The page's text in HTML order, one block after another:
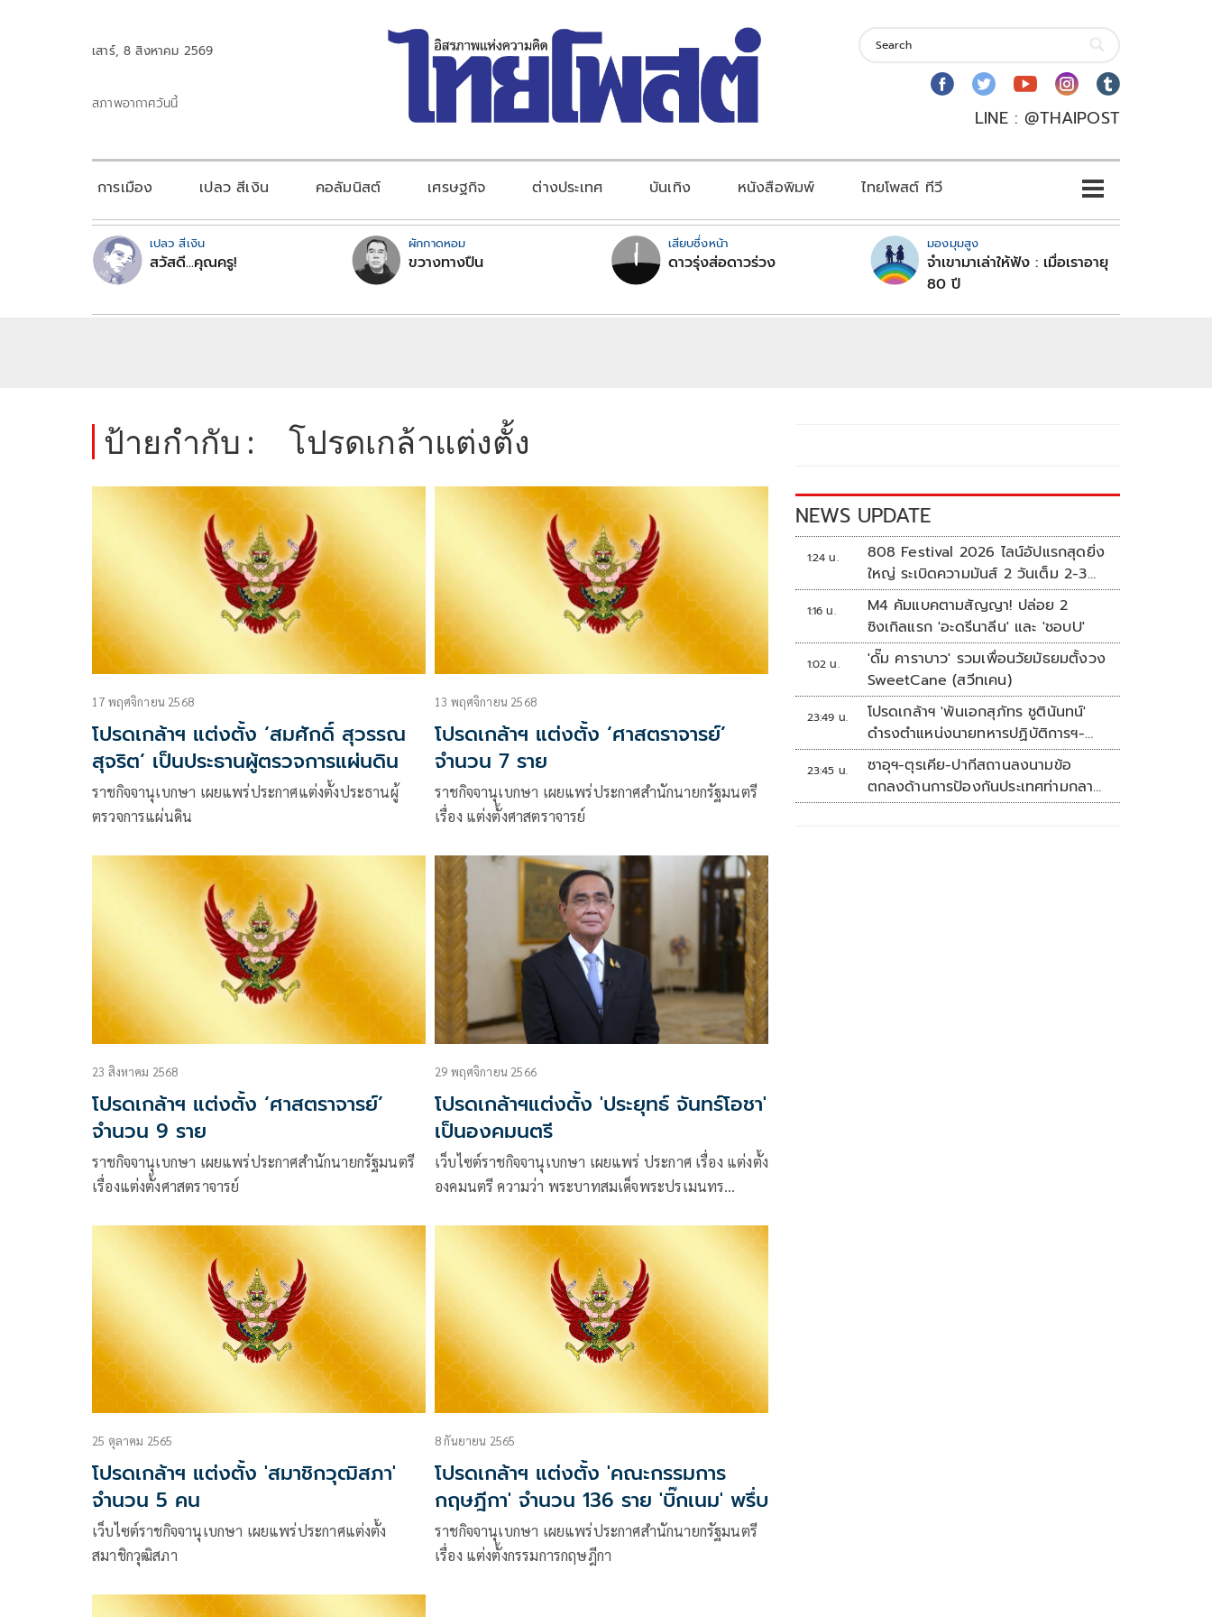
เสาร์, 8 สิงหาคม 2569
สภาพอากาศวันนี้
LINE : @THAIPOST
การเมือง เปลว สีเงิน คอลัมนิสต์ เศรษฐกิจ ต่างประเทศ บันเทิง หนังสือพิมพ์ ไทยโพสต์ ทีวี
เปลว สีเงิน
สวัสดี...คุณครู!
ผักกาดหอม
ขวางทางปืน
เสียบซึ่งหน้า
ดาวรุ่งส่อดาวร่วง
มองมุมสูง
จำเขามาเล่าให้ฟัง : เมื่อเราอายุ
80 ปี
ป้ายกำกับ : โปรดเกล้าแต่งตั้ง
17 พฤศจิกายน 2568
โปรดเกล้าฯ แต่งตั้ง ‘สมศักดิ์ สุวรรณ
สุจริต’ เป็นประธานผู้ตรวจการแผ่นดิน
ราชกิจจานุเบกษา เผยแพร่ประกาศแต่งตั้งประธานผู้
ตรวจการแผ่นดิน
13 พฤศจิกายน 2568
โปรดเกล้าฯ แต่งตั้ง ‘ศาสตราจารย์’
จำนวน 7 ราย
ราชกิจจานุเบกษา เผยแพร่ประกาศสำนักนายกรัฐมนตรี
เรื่อง แต่งตั้งศาสตราจารย์
23 สิงหาคม 2568
โปรดเกล้าฯ แต่งตั้ง ‘ศาสตราจารย์’
จำนวน 9 ราย
ราชกิจจานุเบกษา เผยแพร่ประกาศสำนักนายกรัฐมนตรี
เรื่องแต่งตั้งศาสตราจารย์
29 พฤศจิกายน 2566
โปรดเกล้าฯแต่งตั้ง 'ประยุทธ์ จันทร์โอชา'
เป็นองคมนตรี
เว็บไซต์ราชกิจจานุเบกษา เผยแพร่ ประกาศ เรื่อง แต่งตั้ง
องคมนตรี ความว่า พระบาทสมเด็จพระปรเมนทร
25 ตุลาคม 2565
โปรดเกล้าฯ แต่งตั้ง 'สมาชิกวุฒิสภา'
จำนวน 5 คน
เว็บไซต์ราชกิจจานุเบกษา เผยแพร่ประกาศแต่งตั้ง
สมาชิกวุฒิสภา
8 กันยายน 2565
โปรดเกล้าฯ แต่งตั้ง 'คณะกรรมการ
กฤษฎีกา' จำนวน 136 ราย 'บิ๊กเนม' พรึ่บ
ราชกิจจานุเบกษา เผยแพร่ประกาศสำนักนายกรัฐมนตรี
เรื่อง แต่งตั้งกรรมการกฤษฎีกา
NEWS UPDATE
1:24 น.
808 Festival 2026 ไลน์อัปแรกสุดยิ่ง
ใหญ่ ระเบิดความมันส์ 2 วันเต็ม 2-3
ต.ค.นี้
1:16 น.
M4 คัมแบคตามสัญญา! ปล่อย 2
ซิงเกิลแรก 'อะดรีนาลีน' และ 'ชอบU'
1:02 น.
'ดั๊ม คาราบาว' รวมเพื่อนวัยมัธยมตั้งวง
SweetCane (สวีทเคน)
23:49 น.
โปรดเกล้าฯ 'พันเอกสุภัทร ชูตินันทน์'
ดำรงตำแหน่งนายทหารปฏิบัติการฯ-
พระราชทานยศ 'พลตรี'
23:45 น.
ซาอุฯ-ตุรเคีย-ปากีสถานลงนามข้อ
ตกลงด้านการป้องกันประเทศท่ามกลาง
สงครามในภูมิภาค